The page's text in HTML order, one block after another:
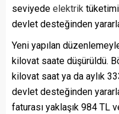
seviyede elektrik
devlet desteğinden
Yeni yapılan
kilovat saate düşürüldü.
kilovat saat ya da aylık
devlet desteğinden
faturası yaklaşık 984 TL